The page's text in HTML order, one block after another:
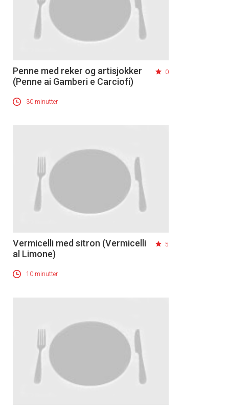
Penne med reker og artisjokker
(Penne ai Gamberi e Carciofi)
0
30 minutter
Vermicelli med sitron (Vermicelli
al Limone)
5
10 minutter